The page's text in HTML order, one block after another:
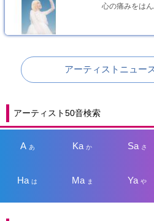
心の痛みをは
アーティストニュー
アーティスト50音検索
A あ Kaか Sa さ
Haは Ma ま Yaや